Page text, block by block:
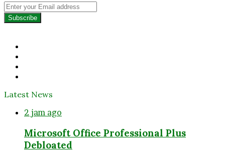
Enter
your
Email
Latest News
2 jam ago
Microsoft Office Professional Plus
Debloated